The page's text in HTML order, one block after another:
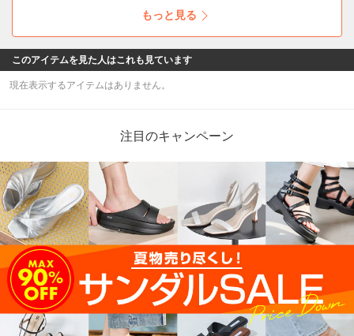
もっと見る
このアイテムを見た人はこれも見ています
現在表示するアイテムはありません。
注目のキャンペーン